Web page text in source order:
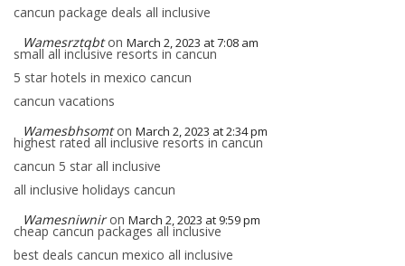
cancun package deals all inclusive
Wamesrztqbt on March 2, 2023 at 7:08 am
small all inclusive resorts in cancun
5 star hotels in mexico cancun
cancun vacations
Wamesbhsomt on March 2, 2023 at 2:34 pm
highest rated all inclusive resorts in cancun
cancun 5 star all inclusive
all inclusive holidays cancun
Wamesniwnir on March 2, 2023 at 9:59 pm
cheap cancun packages all inclusive
best deals cancun mexico all inclusive